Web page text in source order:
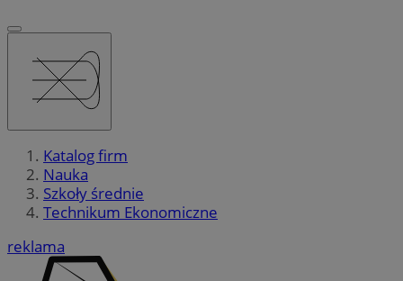
Katalog firm
Nauka
Szkoły średnie
Technikum Ekonomiczne
reklama